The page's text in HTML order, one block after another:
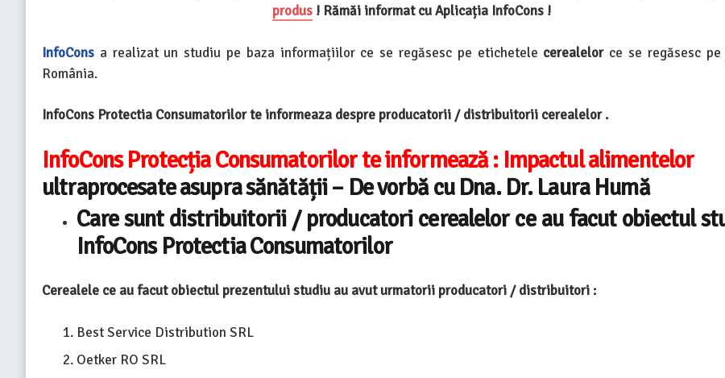
produs! Rămăi informat cu Aplicația InfoCons !
InfoCons a realizat un studiu pe baza informațiilor ce se regăsesc pe etichetele cerealelor ce se regăsesc
România.
InfoCons Protectia Consumatorilor te informeaza despre producatorii / distribuitorii cerealelor .
InfoCons Protecția Consumatorilor te informează : Impactul alimentelor
ultraprocesate asupra sănătății – De vorbă cu Dna. Dr. Laura Humă
Care sunt distribuitorii / producatori cerealelorce au facut obiectul
InfoCons Protectia Consumatorilor
Cerealele ce au facut obiectul prezentului studiu au avut urmatorii producatori / distribuitori :
Best Service Distribution SRL
Oetker RO SRL